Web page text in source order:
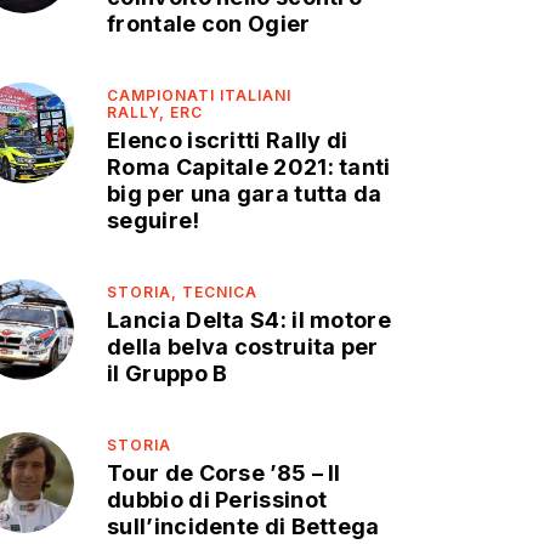
frontale con Ogier
CAMPIONATI ITALIANI
RALLY, ERC
Elenco iscritti Rally di
Roma Capitale 2021: tanti
big per una gara tutta da
seguire!
STORIA, TECNICA
Lancia Delta S4: il motore
della belva costruita per
il Gruppo B
STORIA
Tour de Corse ’85 – Il
dubbio di Perissinot
sull’incidente di Bettega